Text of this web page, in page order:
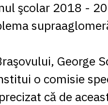
şcolar 2018 -
George
o comisie
că de